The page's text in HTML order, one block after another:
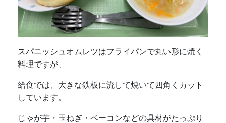
スパニッシュオムレツはフライパンで丸い形に焼く
料理ですが、
給食では、大きな鉄板に流して焼いて四角くカット
しています。
じゃが芋・玉ねぎ・ベーコンなどの具材がたっぷり